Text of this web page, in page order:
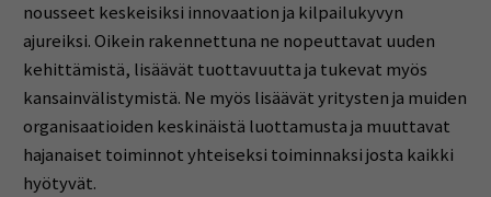
nousseet keskeisiksi innovaation ja kilpailukyvyn
ajureiksi. Oikein rakennettuna ne nopeuttavat uuden
kehittämistä, lisäävät tuottavuutta ja tukevat myös
kansainvälistymistä. Ne myös lisäävät yritysten ja muiden
organisaatioiden keskinäistä luottamusta ja muuttavat
hajanaiset toiminnot yhteiseksi toiminnaksi josta kaikki
hyötyvät.